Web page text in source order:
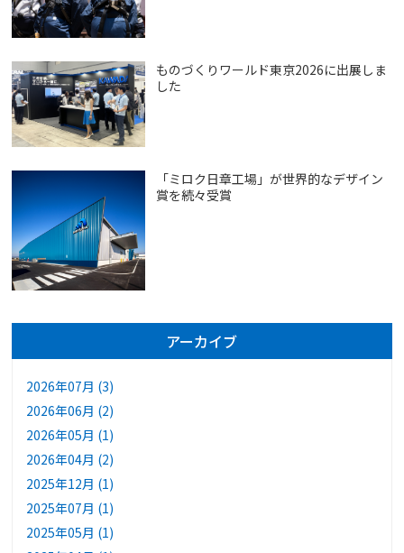
ものづくりワールド東京2026に出展しま
した
「ミロク日章工場」が世界的なデザイン
賞を続々受賞
アーカイブ
2026年07月 (3)
2026年06月 (2)
2026年05月 (1)
2026年04月 (2)
2025年12月 (1)
2025年07月 (1)
2025年05月 (1)